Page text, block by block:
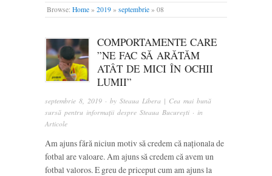
Browse: Home » 2019 » septembrie » 08
COMPORTAMENTE CARE
”NE FAC SĂ ARĂTĂM
ATÂT DE MICI ÎN OCHII
LUMII”
septembrie 8, 2019 · by Steaua Libera | Cea mai bună
sursă pentru informații despre Steaua București · in
Articole
Am ajuns fără niciun motiv să credem că naționala de
fotbal are valoare. Am ajuns să credem că avem un
fotbal valoros. E greu de priceput cum am ajuns la